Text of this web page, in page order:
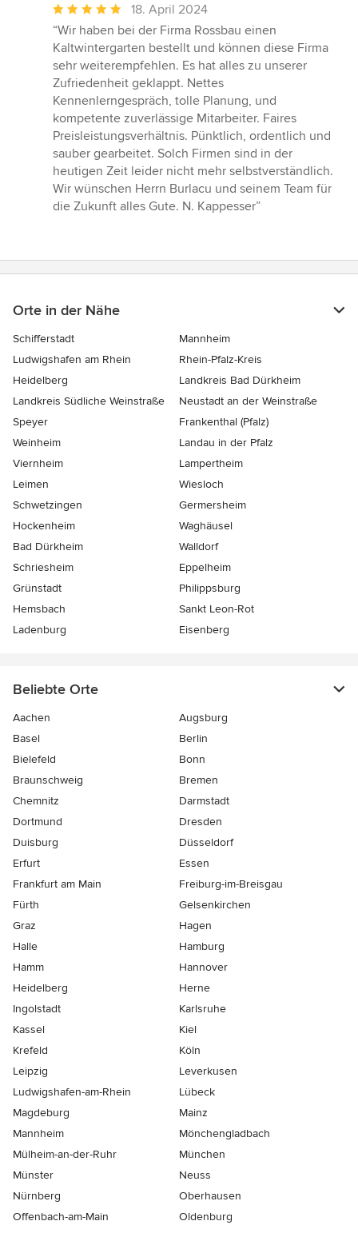
Durchschnittliche
Bewertung:
5
von
5
Sternen
18. April 2024
“Wir haben bei der Firma Rossbau einen
Kaltwintergarten bestellt und können diese Firma
sehr weiterempfehlen. Es hat alles zu unserer
Zufriedenheit geklappt. Nettes
Kennenlerngespräch, tolle Planung, und
kompetente zuverlässige Mitarbeiter. Faires
Preisleistungsverhältnis. Pünktlich, ordentlich und
sauber gearbeitet. Solch Firmen sind in der
heutigen Zeit leider nicht mehr selbstverständlich.
Wir wünschen Herrn Burlacu und seinem Team für
die Zukunft alles Gute. N. Kappesser”
Orte in der Nähe
Schifferstadt
Mannheim
Ludwigshafen am Rhein
Rhein-Pfalz-Kreis
Heidelberg
Landkreis Bad Dürkheim
Landkreis Südliche Weinstraße
Neustadt an der Weinstraße
Speyer
Frankenthal (Pfalz)
Weinheim
Landau in der Pfalz
Viernheim
Lampertheim
Leimen
Wiesloch
Schwetzingen
Germersheim
Hockenheim
Waghäusel
Bad Dürkheim
Walldorf
Schriesheim
Eppelheim
Grünstadt
Philippsburg
Hemsbach
Sankt Leon-Rot
Ladenburg
Eisenberg
Beliebte Orte
Aachen
Augsburg
Basel
Berlin
Bielefeld
Bonn
Braunschweig
Bremen
Chemnitz
Darmstadt
Dortmund
Dresden
Duisburg
Düsseldorf
Erfurt
Essen
Frankfurt am Main
Freiburg-im-Breisgau
Fürth
Gelsenkirchen
Graz
Hagen
Halle
Hamburg
Hamm
Hannover
Heidelberg
Herne
Ingolstadt
Karlsruhe
Kassel
Kiel
Krefeld
Köln
Leipzig
Leverkusen
Ludwigshafen-am-Rhein
Lübeck
Magdeburg
Mainz
Mannheim
Mönchen­gladbach
Mülheim-an-der-Ruhr
München
Münster
Neuss
Nürnberg
Oberhausen
Offenbach-am-Main
Oldenburg